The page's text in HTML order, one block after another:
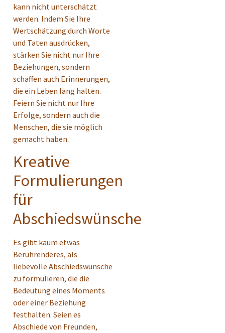
kann nicht unterschätzt
werden. Indem Sie Ihre
Wertschätzung durch Worte
und Taten ausdrücken,
stärken Sie nicht nur Ihre
Beziehungen, sondern
schaffen auch Erinnerungen,
die ein Leben lang halten.
Feiern Sie nicht nur Ihre
Erfolge, sondern auch die
Menschen, die sie möglich
gemacht haben.
Kreative
Formulierungen
für
Abschiedswünsche
Es gibt kaum etwas
Berührenderes, als
liebevolle Abschiedswünsche
zu formulieren, die die
Bedeutung eines Moments
oder einer Beziehung
festhalten. Seien es
Abschiede von Freunden,